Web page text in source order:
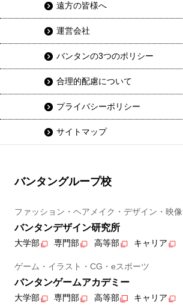
遠方の皆様へ
運営会社
バンタンの3つのポリシー
合理的配慮について
プライバシーポリシー
サイトマップ
バンタングループ校
ファッション・ヘアメイク・デザイン・映像
バンタンデザイン研究所
大学部 専門部 高等部 キャリア
ゲーム・イラスト・CG・eスポーツ
バンタンゲームアカデミー
大学部 専門部 高等部 キャリア